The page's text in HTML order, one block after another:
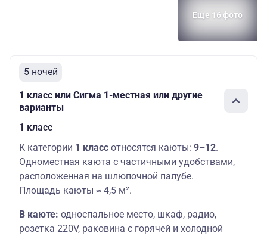
Еще 16 фото
5 ночей
1 класс или Сигма 1-местная или другие
варианты
1 класс
К категории 1 класс относятся каюты: 9–12.
Одноместная каюта с частичными удобствами,
расположенная на шлюпочной палубе.
Площадь каюты ≈ 4,5 м².
В каюте: односпальное место, шкаф, радио,
розетка 220V, раковина с горячей и холодной